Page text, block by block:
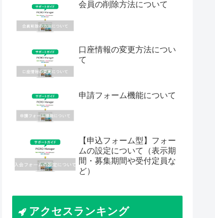
会員の削除方法について
口座情報の変更方法につい
て
申請フォーム機能について
【申込フォーム型】フォー
ムの設定について（表示期
間・募集期間や受付定員な
ど）
アクセスランキング